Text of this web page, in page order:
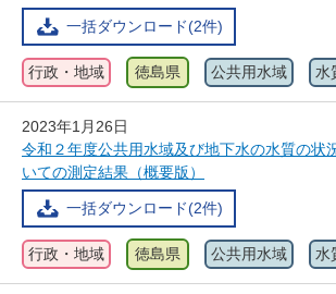
一括ダウンロード(2件)
行政・地域 徳島県 公共用水域 水
2023年1月26日
令和２年度公共用水域及び地下水の水質の状
いての測定結果（概要版）
一括ダウンロード(2件)
行政・地域 徳島県 公共用水域 水